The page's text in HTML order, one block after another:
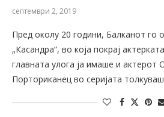
септември 2, 2019
Пред околу 20 години, Балканот го
„Касандра“, во која покрај
главната улога ја имаше и актерот
Порториканец во серијата